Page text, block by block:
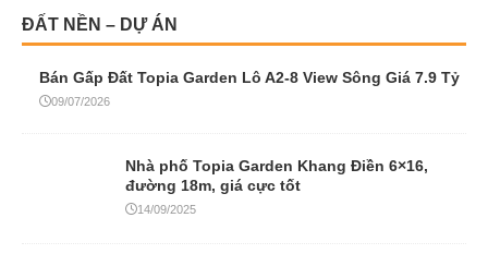
ĐẤT NỀN – DỰ ÁN
Bán Gấp Đất Topia Garden Lô A2-8 View Sông Giá 7.9 Tỷ
09/07/2026
Nhà phố Topia Garden Khang Điền 6×16,
đường 18m, giá cực tốt
14/09/2025